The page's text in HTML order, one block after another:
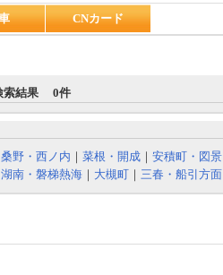
CNカード
索結果 0件
野・西ノ内 ｜ 菜根・開成 ｜ 安積町・図景
湖南・磐梯熱海 ｜ 大槻町 ｜ 三春・船引方面